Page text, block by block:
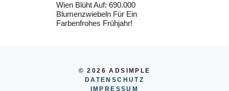
Wien Blüht Auf: 690.000
Blumenzwiebeln Für Ein
Farbenfrohes Frühjahr!
© 2026 ADSIMPLE
DATENSCHUTZ
IMPRESSUM